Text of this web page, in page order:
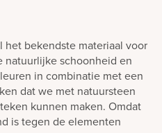
het bekendste materiaal voor
natuurlijke schoonheid en
in combinatie met een
dat we met natuursteen
kunnen maken. Omdat
is tegen de elementen